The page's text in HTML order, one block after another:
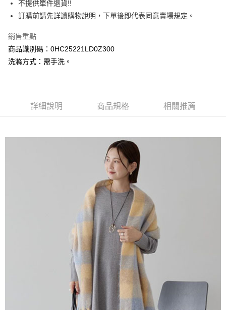
元大商業銀行
玉山商業銀行
星展（台灣）商業銀行
台灣樂天信用卡公司
悠遊付
大哥付你分期
相關說明
【大哥付你分期使用說明】
成交易。
3.實際核准額度、可分期數及費用金額請依後續交易確認頁面所載為準。
法說明評估內容。
1.分期款項不併入電信帳單，「大哥付你分期」於每月結算日後寄送繳費提
2.透過簡訊連結打開帳單後，可選擇「超商條碼／台灣大直營門市／銀行轉
帳／街口支付／iPASS MONEY」等通路繳費。
1.本服務係由「台灣大哥大股份有限公司」（以下簡稱本公司）所提供，讓
用戶於交易時，得透過本服務購買商品或服務，並由商店將買賣／分期付款
買賣價金債權讓與本公司後，依約使用本公司帳單繳交帳款。
2.基於同意付款使用「大哥付你分期」之契約關係目的，商店將以您的個人
資料（包含姓名、電話或地址）提供予台灣大哥大進項蒐集、處理及利用，
由本公司與您本人進行分期帳單所需資料之確認、核對及更正。
3.完整用戶服務條款，請詳閱以下連結：https://oppay.tw/userRule
AFTEE先享後付是「在收到商品之後才付款」的支付方式。 讓您購物簡單
３．安心：先確認商品／服務後，再付款。
１．於結帳方式選擇「AFTEE先享後付」後，將跳轉至「AFTEE先享後付」
結帳頁面，進行簡訊認證並確認金額後，即可完成結帳。
２．訂單成立數日內，您將收到繳費通知簡訊。
３．收到繳費通知簡訊後14天內，點擊此簡訊中的連結，可透過四大超商／
ATM／網路銀行／等多元方式進行付款，方視為交易完成。
※ 請注意：結帳手續完成當下不需立刻繳費，但若您需要取消訂單，請聯絡
購買商品的店家。未經商家同意取消之訂單仍視為有效，需透過AFTEE先享
※ 交易是否成功請以「AFTEE先享後付 」之結帳頁面顯示為準，若有關於
是否繳費成功／繳費後需取消欲退款等相關疑問，請聯繫「AFTEE先享後付
https://netprotections.freshdesk.com/support/home
１．透過由恩沛科技股份有限公司提供之「AFTEE先享後付」服務完成之交
易，需依本服務之必要範圍內提供個人資料，並將交易相關給付款項請求債
權轉讓予恩沛科技股份有限公司。
ATM付款
每筆NT$60，滿NT$388(含以上)免運費
每筆NT$60，滿NT$388(含以上)免運費
每筆NT$60，滿NT$888(含以上)免運費
每筆NT$60，滿NT$888(含以上)免運費
每筆NT$60，滿NT$888(含以上)免運費
不提供單件退貨!!
訂購前請先詳讀購物說明，下單後即代表同意賣場規定。
銷售重點
商品識別碼：0HC25221LD0Z300
洗滌方式：需手洗。
詳細說明 商品規格 相關推薦